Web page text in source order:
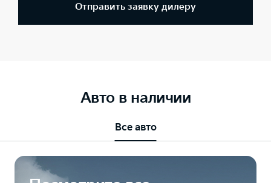
Отправить заявку дилеру
Авто в наличии
Все авто